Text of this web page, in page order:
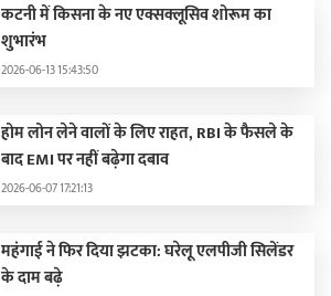
कटनी में किसना के नए एक्सक्लूसिव शोरूम का
शुभारंभ
2026-06-13 15:43:50
होम लोन लेने वालों के लिए राहत, RBI के फैसले के
बाद EMI पर नहीं बढ़ेगा दबाव
2026-06-07 17:21:13
महंगाई ने फिर दिया झटका: घरेलू एलपीजी सिलेंडर
के दाम बढ़े